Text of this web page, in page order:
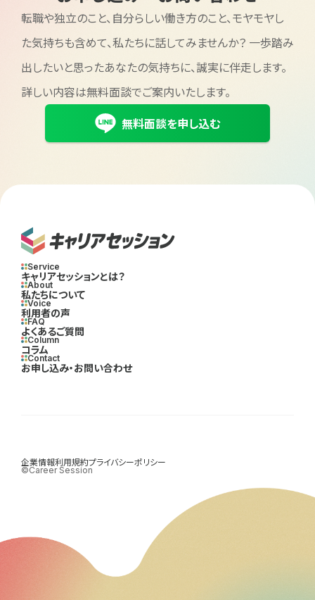
転職や独立のこと、自分らしい働き方のこと、モヤモヤし
た気持ちも含めて、私たちに話してみませんか？ 一歩踏み
出したいと思ったあなたの気持ちに、誠実に伴走します。
詳しい内容は無料面談でご案内いたします。
無料面談を申し込む
Service
キャリアセッションとは？
About
私たちについて
Voice
利用者の声
FAQ
よくあるご質問
Column
コラム
Contact
お申し込み・お問い合わせ
©Career Session
企業情報利用規約プライバシーポリシー